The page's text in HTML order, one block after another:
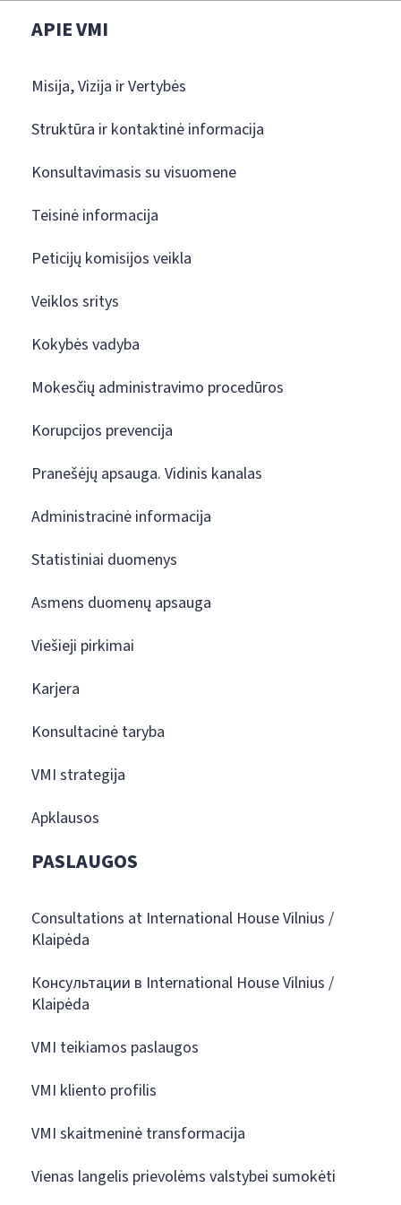
APIE VMI
Misija, Vizija ir Vertybės
Struktūra ir kontaktinė informacija
Konsultavimasis su visuomene
Teisinė informacija
Peticijų komisijos veikla
Veiklos sritys
Kokybės vadyba
Mokesčių administravimo procedūros
Korupcijos prevencija
Pranešėjų apsauga. Vidinis kanalas
Administracinė informacija
Statistiniai duomenys
Asmens duomenų apsauga
Viešieji pirkimai
Karjera
Konsultacinė taryba
VMI strategija
Apklausos
PASLAUGOS
Consultations at International House Vilnius /
Klaipėda
Консультации в International House Vilnius /
Klaipėda
VMI teikiamos paslaugos
VMI kliento profilis
VMI skaitmeninė transformacija
Vienas langelis prievolėms valstybei sumokėti